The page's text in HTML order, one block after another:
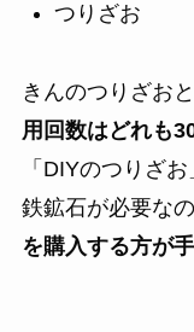
つりざお
きんのつりざお
用回数はどれも30
「DIYのつりざ
鉄鉱石が必要なの
を購入する方が